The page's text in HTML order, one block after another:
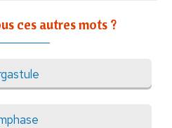
ces autres mots ?